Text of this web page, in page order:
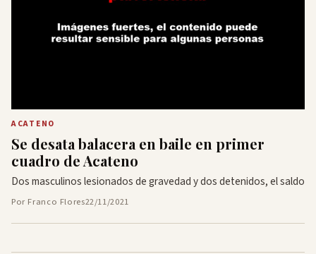
ACATENO
Se desata balacera en baile en primer
cuadro de Acateno
Dos masculinos lesionados de gravedad y dos detenidos, el saldo
Por Franco Flores22/11/2021